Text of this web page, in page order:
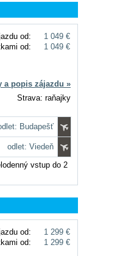
od:
1 049 €
od:
1 049 €
a popis zájazdu »
Strava: raňajky
Budapešť
odlet: Viedeň
vstup do 2
od:
1 299 €
od:
1 299 €